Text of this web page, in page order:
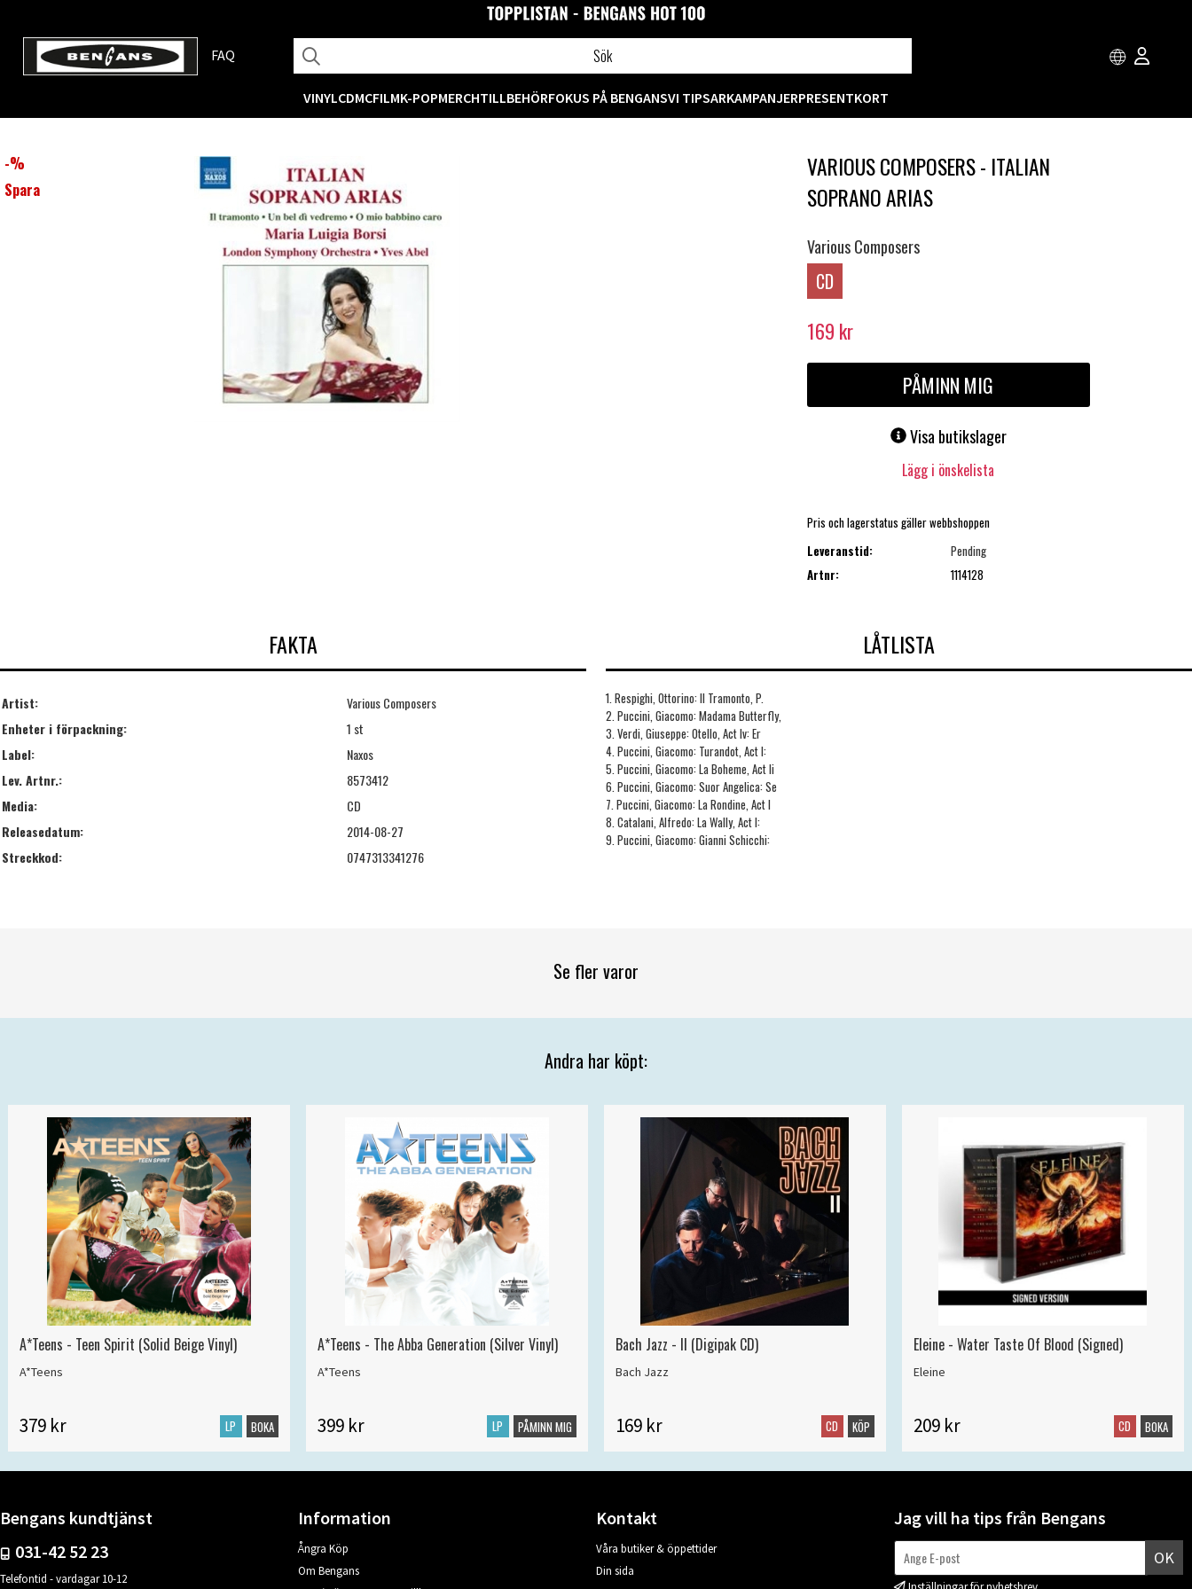
FAQ
VINYLCDMCFILMK-POPMERCHTILLBEHÖRFOKUS PÅ BENGANSVI TIPSARKAMPANJERPRESENTKORT
-%
Spara
VARIOUS COMPOSERS - ITALIAN
SOPRANO ARIAS
Various Composers
CD
169 kr
PÅMINN MIG
Visa butikslager
Lägg i önskelista
Pris och lagerstatus gäller webbshoppen
Leveranstid:
Pending
Artnr:
1114128
FAKTA
Artist:
Various Composers
Enheter i förpackning:
1 st
Label:
Naxos
Lev. Artnr.:
8573412
Media:
CD
Releasedatum:
2014-08-27
Streckkod:
0747313341276
LÅTLISTA
1. Respighi, Ottorino: Il Tramonto, P.
2. Puccini, Giacomo: Madama Butterfly,
3. Verdi, Giuseppe: Otello, Act Iv: Er
4. Puccini, Giacomo: Turandot, Act I:
5. Puccini, Giacomo: La Boheme, Act Ii
6. Puccini, Giacomo: Suor Angelica: Se
7. Puccini, Giacomo: La Rondine, Act I
8. Catalani, Alfredo: La Wally, Act I:
9. Puccini, Giacomo: Gianni Schicchi:
Se fler varor
Andra har köpt:
A*Teens - Teen Spirit (Solid Beige Vinyl)
A*Teens
379 kr LP BOKA
A*Teens - The Abba Generation (Silver Vinyl)
A*Teens
399 kr LP PÅMINN MIG
Bach Jazz - II (Digipak CD)
Bach Jazz
169 kr CD KÖP
Eleine - Water Taste Of Blood (Signed)
Eleine
209 kr CD BOKA
Bengans kundtjänst
031-42 52 23
Telefontid - vardagar 10-12
Information
Ångra Köp
Om Bengans
Kontakt
Våra butiker & öppettider
Din sida
Jag vill ha tips från Bengans
OK